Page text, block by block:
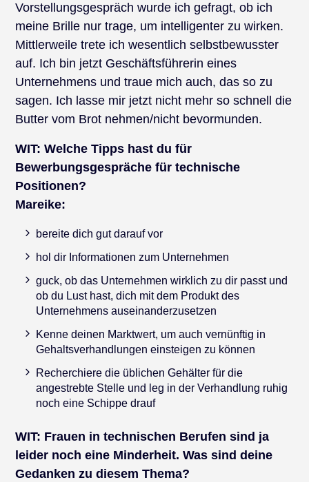
Vorstellungsgespräch wurde ich gefragt, ob ich
meine Brille nur trage, um intelligenter zu wirken.
Mittlerweile trete ich wesentlich selbstbewusster
auf. Ich bin jetzt Geschäftsführerin eines
Unternehmens und traue mich auch, das so zu
sagen. Ich lasse mir jetzt nicht mehr so schnell die
Butter vom Brot nehmen/nicht bevormunden.
WIT: Welche Tipps hast du für
Bewerbungsgespräche für technische
Positionen?
Mareike:
bereite dich gut darauf vor
hol dir Informationen zum Unternehmen
guck, ob das Unternehmen wirklich zu dir passt und
ob du Lust hast, dich mit dem Produkt des
Unternehmens auseinanderzusetzen
Kenne deinen Marktwert, um auch vernünftig in
Gehaltsverhandlungen einsteigen zu können
Recherchiere die üblichen Gehälter für die
angestrebte Stelle und leg in der Verhandlung ruhig
noch eine Schippe drauf
WIT: Frauen in technischen Berufen sind ja
leider noch eine Minderheit. Was sind deine
Gedanken zu diesem Thema?